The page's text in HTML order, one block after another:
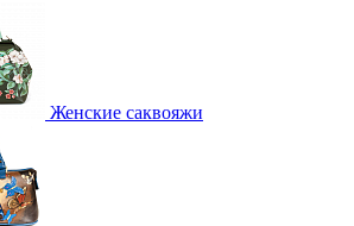
Женские саквояжи